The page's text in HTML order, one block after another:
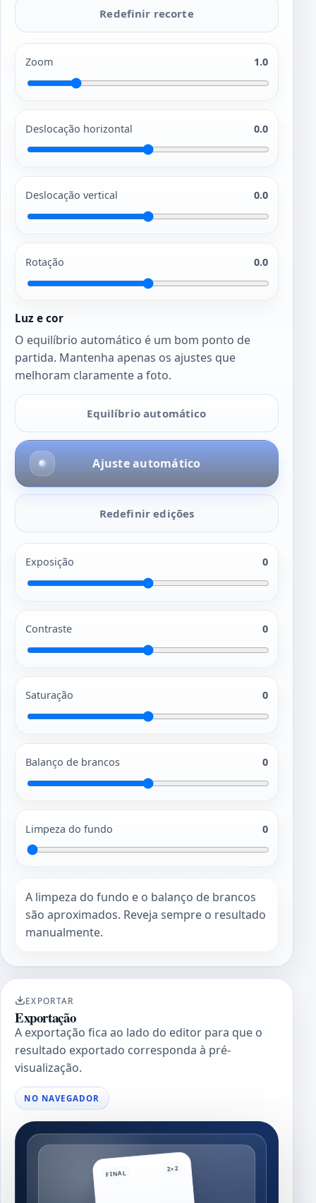
Redefinir recorte
Zoom 1.0
Deslocação horizontal 0.0
Deslocação vertical 0.0
Rotação 0.0
Luz e cor
O equilíbrio automático é um bom ponto de
partida. Mantenha apenas os ajustes que
melhoram claramente a foto.
Equilíbrio automático
Ajuste automático
Redefinir edições
Exposição 0
Contraste 0
Saturação 0
Balanço de brancos 0
Limpeza do fundo 0
A limpeza do fundo e o balanço de brancos
são aproximados. Reveja sempre o resultado
manualmente.
EXPORTAR
Exportação
A exportação fica ao lado do editor para que o
resultado exportado corresponda à pré-
visualização.
NO NAVEGADOR
FINAL
2×2